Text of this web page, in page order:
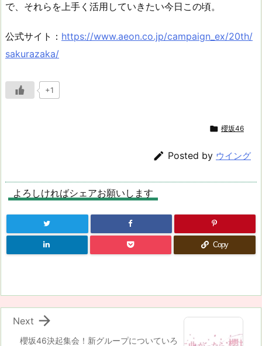
で、それらを上手く活用していきたい今日この頃。
公式サイト： https://www.aeon.co.jp/campaign_ex/20th/
sakurazaka/
+1
 櫻坂46
 Posted by ウイング
よろしければシェアお願いします
Copy
櫻坂46決起集会！新グループについていろ

Next